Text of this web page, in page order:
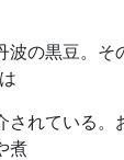
波の黒豆。そ
されている。
煮